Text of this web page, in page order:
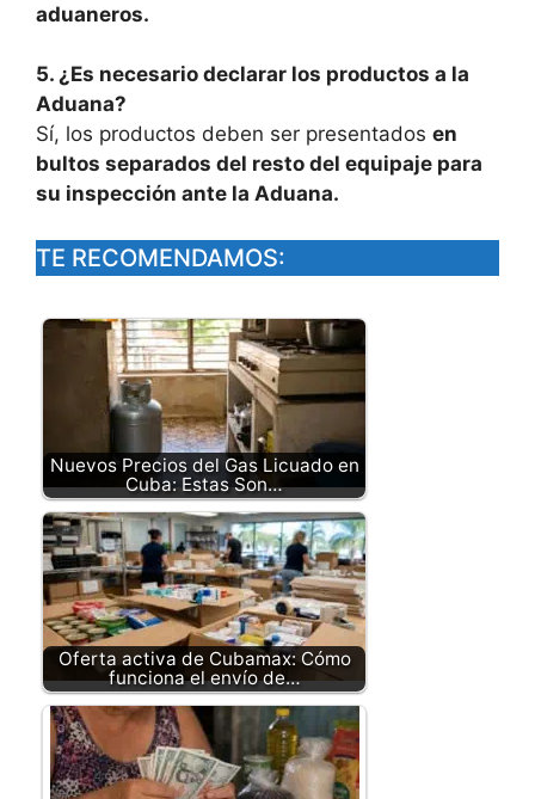
aduaneros.
5. ¿Es necesario declarar los productos a la
Aduana?
Sí, los productos deben ser presentados en
bultos separados del resto del equipaje para
su inspección ante la Aduana.
TE RECOMENDAMOS:
Nuevos Precios del Gas Licuado en
Cuba: Estas Son…
Oferta activa de Cubamax: Cómo
funciona el envío de…